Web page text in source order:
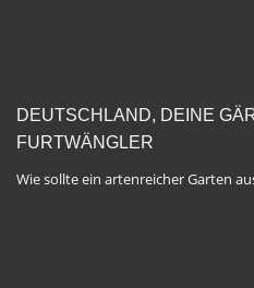
DEUTSCHLAND, DEINE
FURTWÄNGLER
Wie sollte ein artenreicher Garten